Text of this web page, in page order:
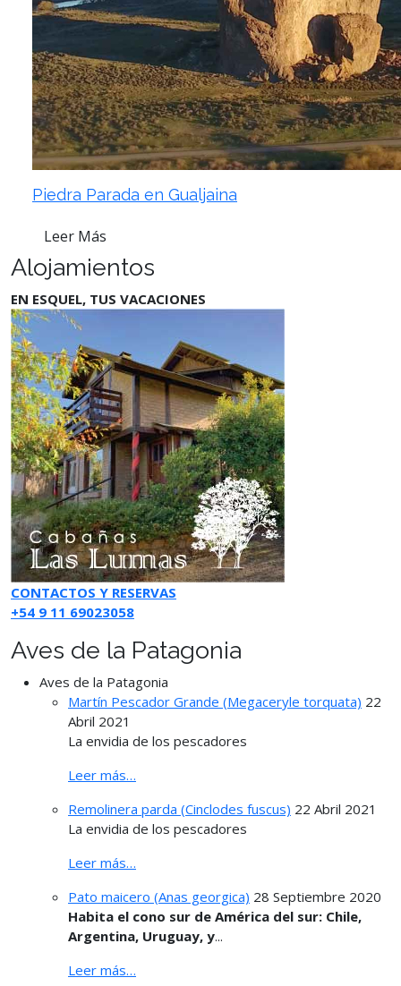
Piedra Parada en Gualjaina
Leer Más
Alojamientos
EN ESQUEL, TUS VACACIONES
CONTACTOS Y RESERVAS
+54 9 11 69023058
Aves de la Patagonia
Aves de la Patagonia
Martín Pescador Grande (Megaceryle torquata) 22
Abril 2021
La envidia de los pescadores
Leer más…
Remolinera parda (Cinclodes fuscus) 22 Abril 2021
La envidia de los pescadores
Leer más…
Pato maicero (Anas georgica) 28 Septiembre 2020
Habita el cono sur de América del sur: Chile,
Argentina, Uruguay, y...
Leer más…